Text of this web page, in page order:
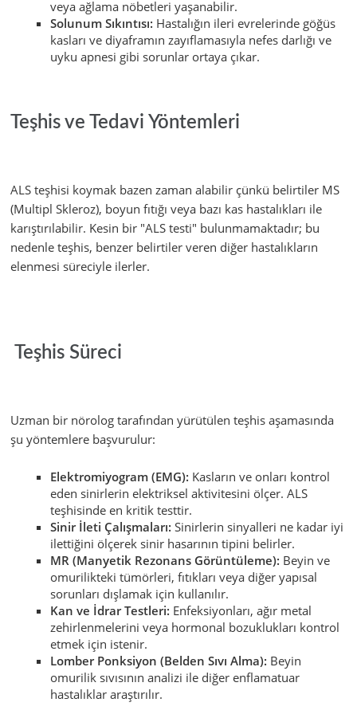
veya ağlama nöbetleri yaşanabilir.
Solunum Sıkıntısı: Hastalığın ileri evrelerinde göğüs
kasları ve diyaframın zayıflamasıyla nefes darlığı ve
uyku apnesi gibi sorunlar ortaya çıkar.
Teşhis ve Tedavi Yöntemleri
ALS teşhisi koymak bazen zaman alabilir çünkü belirtiler MS
(Multipl Skleroz), boyun fıtığı veya bazı kas hastalıkları ile
karıştırılabilir. Kesin bir "ALS testi" bulunmamaktadır; bu
nedenle teşhis, benzer belirtiler veren diğer hastalıkların
elenmesi süreciyle ilerler.
Teşhis Süreci
Uzman bir nörolog tarafından yürütülen teşhis aşamasında
şu yöntemlere başvurulur:
Elektromiyogram (EMG): Kasların ve onları kontrol
eden sinirlerin elektriksel aktivitesini ölçer. ALS
teşhisinde en kritik testtir.
Sinir İleti Çalışmaları: Sinirlerin sinyalleri ne kadar iyi
ilettiğini ölçerek sinir hasarının tipini belirler.
MR (Manyetik Rezonans Görüntüleme): Beyin ve
omurilikteki tümörleri, fıtıkları veya diğer yapısal
sorunları dışlamak için kullanılır.
Kan ve İdrar Testleri: Enfeksiyonları, ağır metal
zehirlenmelerini veya hormonal bozuklukları kontrol
etmek için istenir.
Lomber Ponksiyon (Belden Sıvı Alma): Beyin
omurilik sıvısının analizi ile diğer enflamatuar
hastalıklar araştırılır.